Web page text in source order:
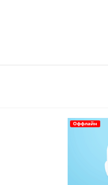
Оффлайн